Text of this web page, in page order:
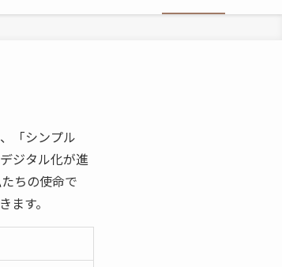
「シンプル
ジタル化が進
ちの使命で
す。